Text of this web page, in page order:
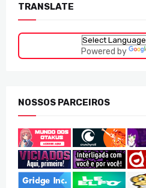
TRANSLATE
Powered by
NOSSOS PARCEIROS